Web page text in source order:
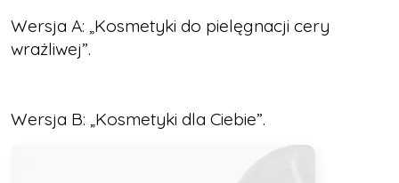
Wersja A: „Kosmetyki do pielęgnacji cery
wrażliwej”.
Wersja B: „Kosmetyki dla Ciebie”.